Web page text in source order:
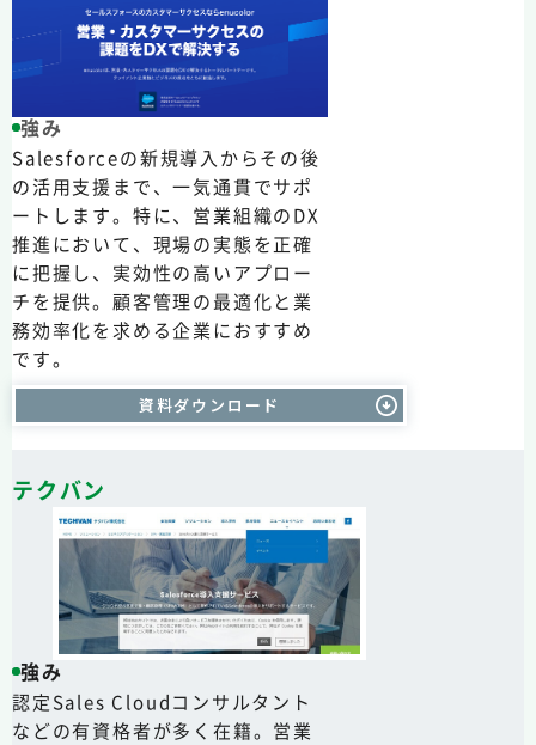
強み
Salesforceの新規導入からその後
の活用支援まで、一気通貫でサポ
ートします。特に、営業組織のDX
推進において、現場の実態を正確
に把握し、実効性の高いアプロー
チを提供。顧客管理の最適化と業
務効率化を求める企業におすすめ
です。
資料ダウンロード
テクバン
強み
認定Sales Cloudコンサルタント
などの有資格者が多く在籍。営業